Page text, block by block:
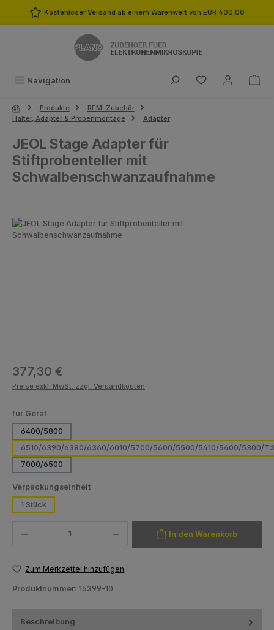
Zum Hauptinhalt springen
Kostenloser Versand ab einem Warenwert von EUR 400,00
Navigation Du hast 0
Produkte
REM-Zubehör
Halter, Adapter & Probenmontage
Adapter
JEOL Stage Adapter für
Stiftprobenteller mit
Schwalbenschwanzaufnahme
Bildergalerie überspringen
Regulärer Preis:
377,30 €
Preise exkl. MwSt. zzgl. Versandkosten
für Gerätauswählen
6400/5800
6510/6390/6380/6360/6010/5700/5600/5500/5410/5400/5300/
7000/6500
Verpackungseinheitauswählen
1 Stück
In den Warenkorb
Zum Merkzettel hinzufügen
Produktnummer: 15399-10
Beschreibung